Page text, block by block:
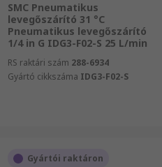
SMC Pneumatikus
levegőszárító 31 °C
Pneumatikus levegőszárító
1/4 in G IDG3-F02-S 25 L/min
RS raktári szám 288-6934
Gyártó cikkszáma IDG3-F02-S
Gyártói raktáron